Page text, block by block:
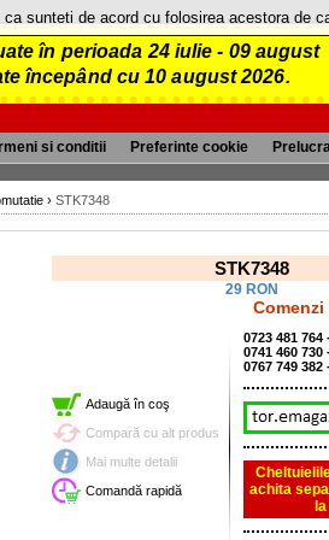
în perioada 24 iulie - 09 august
începând cu 10 august 2026.
si conditii Preferinte cookie
› STK7348
STK7348
29 RON
Adaugă în coş
Compară cu alt produs
Mai multe detalii
Comandă rapidă
0723 481
0741 460 730
0767 749 382
achita
sunteti de acord cu folosirea acestora de